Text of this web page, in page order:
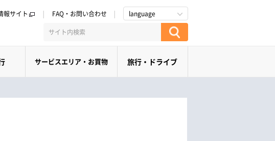
報サイト FAQ・お問い合わせ language
サービスエリア・お買物 旅行・ドライブ